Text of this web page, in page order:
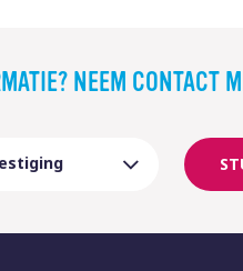
NEEM CONTACT